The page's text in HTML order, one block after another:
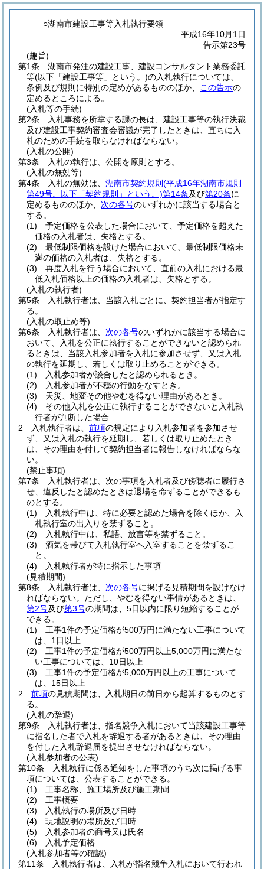
○湖南市建設工事等入札執行要領
平成16年10月1日
告示第23号
(趣旨)
第1条
湖南市発注の建設工事、建設コンサルタント業務委託
等(以下「建設工事等」という。)の入札執行については、
条例及び規則に特別の定めがあるもののほか、
この告示の
定めるところによる。
(入札等の手続)
第2条
入札事務を所掌する課の長は、建設工事等の執行決裁
及び建設工事契約審査会審議が完了したときは、直ちに入
札のための手続を取らなければならない。
(入札の公開)
第3条
入札の執行は、公開を原則とする。
(入札の無効等)
第4条
入札の無効は、 湖南市契約規則 (平成16年湖南市規則
第49号。以下「契約規則」という。)第14条及び第20条に
定めるもののほか、 次の各号のいずれかに該当する場合と
する。
(1)
予定価格を公表した場合において、予定価格を超えた
価格の入札者は、失格とする。
(2)
最低制限価格を設けた場合において、最低制限価格未
満の価格の入札者は、失格とする。
(3)
再度入札を行う場合において、直前の入札における最
低入札価格以上の価格の入札者は、失格とする。
(入札の執行者)
第5条
入札執行者は、当該入札ごとに、契約担当者が指定す
る。
(入札の取止め等)
第6条
入札執行者は、 次の各号のいずれかに該当する場合に
おいて、入札を公正に執行することができないと認められ
るときは、当該入札参加者を入札に参加させず、又は入札
の執行を延期し、若しくは取り止めることができる。
(1)
入札参加者が談合したと認められるとき。
(2)
入札参加者が不穏の行動をなすとき。
(3)
天災、地変その他やむを得ない理由があるとき。
(4)
その他入札を公正に執行することができないと入札執
行者が判断した場合
2
入札執行者は、 前項の規定により入札参加者を参加させ
ず、又は入札の執行を延期し、若しくは取り止めたとき
は、その理由を付して契約担当者に報告しなければならな
い。
(禁止事項)
第7条
入札執行者は、次の事項を入札者及び傍聴者に履行さ
せ、違反したと認めたときは退場を命ずることができるも
のとする。
(1)
入札執行中は、特に必要と認めた場合を除くほか、入
札執行室の出入りを禁ずること。
(2)
入札執行中は、私語、放言等を禁ずること。
(3)
酒気を帯びて入札執行室へ入室することを禁ずるこ
と。
(4)
入札執行者が特に指示した事項
(見積期間)
第8条
入札執行者は、 次の各号に掲げる見積期間を設けなけ
ればならない。 ただし、やむを得ない事情があるときは、
第2号及び第3号の期間は、5日以内に限り短縮することが
できる。
(1)
工事1件の予定価格が500万円に満たない工事について
は、1日以上
(2)
工事1件の予定価格が500万円以上5,000万円に満たな
い工事については、10日以上
(3)
工事1件の予定価格が5,000万円以上の工事について
は、15日以上
2
前項の見積期間は、入札期日の前日から起算するものとす
る。
(入札の辞退)
第9条
入札執行者は、指名競争入札において当該建設工事等
に指名した者で入札を辞退する者があるときは、その理由
を付した入札辞退届を提出させなければならない。
(入札参加者の公表)
第10条
入札執行に係る通知をした事項のうち次に掲げる事
項については、公表することができる。
(1)
工事名称、施工場所及び施工期間
(2)
工事概要
(3)
入札執行の場所及び日時
(4)
現地説明の場所及び日時
(5)
入札参加者の商号又は氏名
(6)
入札予定価格
(入札参加者等の確認)
第11条
入札執行者は、入札が指名競争入札において行われ